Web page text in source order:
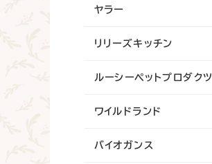
ヤラー
リリーズキッチン
ルーシーペットプロダクツ
ワイルドランド
バイオガンス